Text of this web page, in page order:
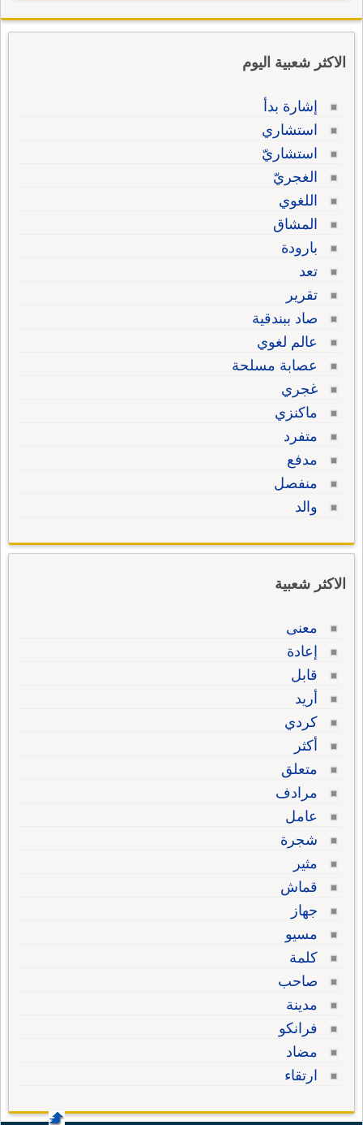
الاكثر شعبية اليوم
إشارة بدأ
استشاري
استشاريّ
الغجريّ
اللغوي
المشاق
بارودة
تعد
تقرير
صاد ببندقية
عالم لغوي
عصابة مسلحة
غجري
ماكنزي
متفرد
مدفع
منفصل
والد
الاكثر شعبية
معنى
إعادة
قابل
أريد
كردي
أكثر
متعلق
مرادف
عامل
شجرة
مثير
قماش
جهاز
مسيو
كلمة
صاحب
مدينة
فرانكو
مضاد
ارتقاء